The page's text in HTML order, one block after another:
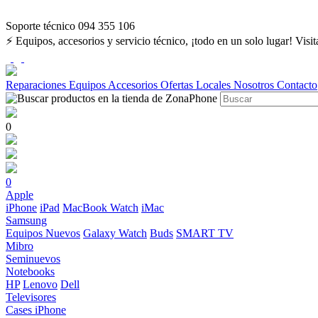
Soporte técnico 094 355 106
⚡ Equipos, accesorios y servicio técnico, ¡todo en un solo lugar!
Reparaciones Equipos Accesorios Ofertas Locales Nosotros Contacto
0
0
Apple
iPhone iPad MacBook Watch iMac
Samsung
Equipos Nuevos Galaxy Watch Buds SMART TV
Mibro
Seminuevos
Notebooks
HP Lenovo Dell
Televisores
Cases iPhone